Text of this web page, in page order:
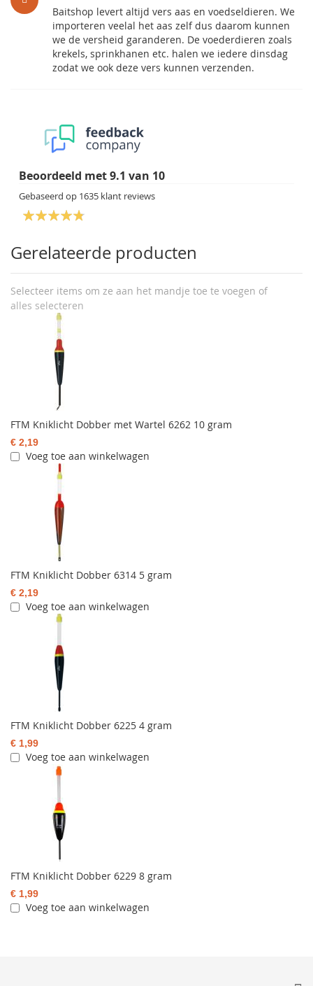
Baitshop levert altijd vers aas en voedseldieren. We
importeren veelal het aas zelf dus daarom kunnen
we de versheid garanderen. De voederdieren zoals
krekels, sprinkhanen etc. halen we iedere dinsdag
zodat we ook deze vers kunnen verzenden.
Beoordeeld met9.1 van 10
Gebaseerd op 1635 klant reviews
Gerelateerde producten
Selecteer items om ze aan het mandje toe te voegen of
alles selecteren
FTM Kniklicht Dobber met Wartel 6262 10 gram
€ 2,19
Voeg toe aan winkelwagen
FTM Kniklicht Dobber 6314 5 gram
€ 2,19
Voeg toe aan winkelwagen
FTM Kniklicht Dobber 6225 4 gram
€ 1,99
Voeg toe aan winkelwagen
FTM Kniklicht Dobber 6229 8 gram
€ 1,99
Voeg toe aan winkelwagen